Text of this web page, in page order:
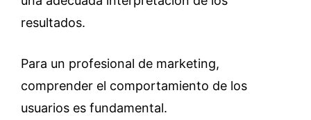
resultados.
Para un profesional de marketing,
comprender el comportamiento de los
usuarios es fundamental.